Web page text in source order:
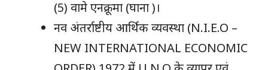
(5) वामे एनक्रूमा (घाना )।
नव अंतर्राष्टीय आर्थिक व्यवस्था (N.I.E.O –
NEW INTERNATIONAL ECONOMIC